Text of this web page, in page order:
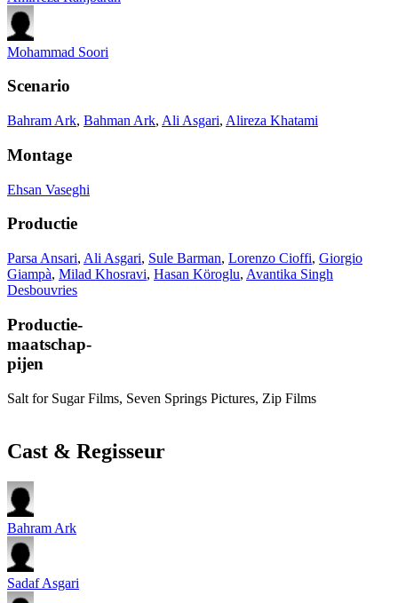
Mohammad Soori
Scenario
Bahram Ark, Bahman Ark, Ali Asgari, Alireza Khatami
Montage
Ehsan Vaseghi
Productie
Parsa Ansari, Ali Asgari, Sule Barman, Lorenzo Cioffi, Giorgio
Giampà, Milad Khosravi, Hasan Köroglu, Avantika Singh
Desbouvries
Productie-
maatschap-
pijen
Salt for Sugar Films, Seven Springs Pictures, Zip Films
Cast & Regisseur
Bahram Ark
Sadaf Asgari